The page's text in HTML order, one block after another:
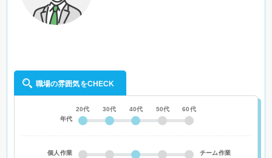
職場の雰囲気をCHECK
年代
20代 30代 40代 50代 60代
個人作業 チーム作業